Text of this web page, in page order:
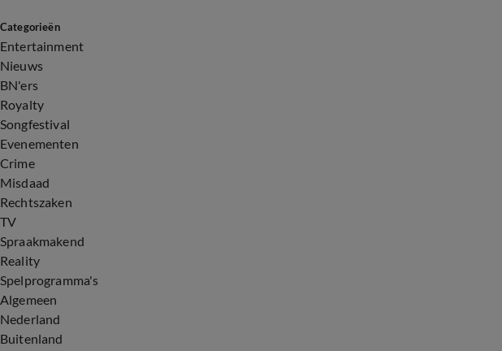
Categorieën
Entertainment
Nieuws
BN'ers
Royalty
Songfestival
Evenementen
Crime
Misdaad
Rechtszaken
TV
Spraakmakend
Reality
Spelprogramma's
Algemeen
Nederland
Buitenland